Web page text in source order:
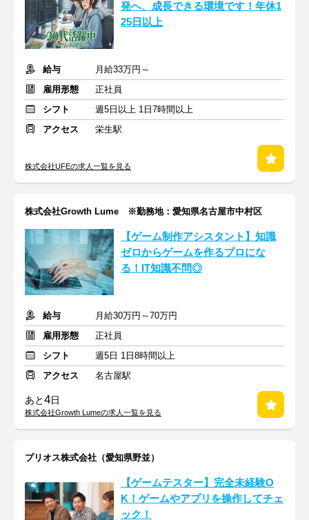
発へ、成長できる環境です！年休1
25日以上
給与
月給33万円～
雇用形態
正社員
シフト
週5日以上 1日7時間以上
アクセス
栄生駅
株式会社UFEの求人一覧を見る
株式会社Growth Lume ※勤務地：愛知県名古屋市中村区
【ゲーム制作アシスタント】知識
ゼロからゲームを作るプロにな
る！IT知識不問◎
給与
月給30万円～70万円
雇用形態
正社員
シフト
週5日 1日8時間以上
アクセス
名古屋駅
あと4日
株式会社Growth Lumeの求人一覧を見る
プリオス株式会社（愛知県野並）
【ゲームテスター】完全未経験O
K！ゲームやアプリを操作してチェ
ック！